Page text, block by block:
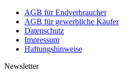
AGB für Endverbraucher
AGB für gewerbliche Käufer
Datenschutz
Impressum
Haftungshinweise
Newsletter